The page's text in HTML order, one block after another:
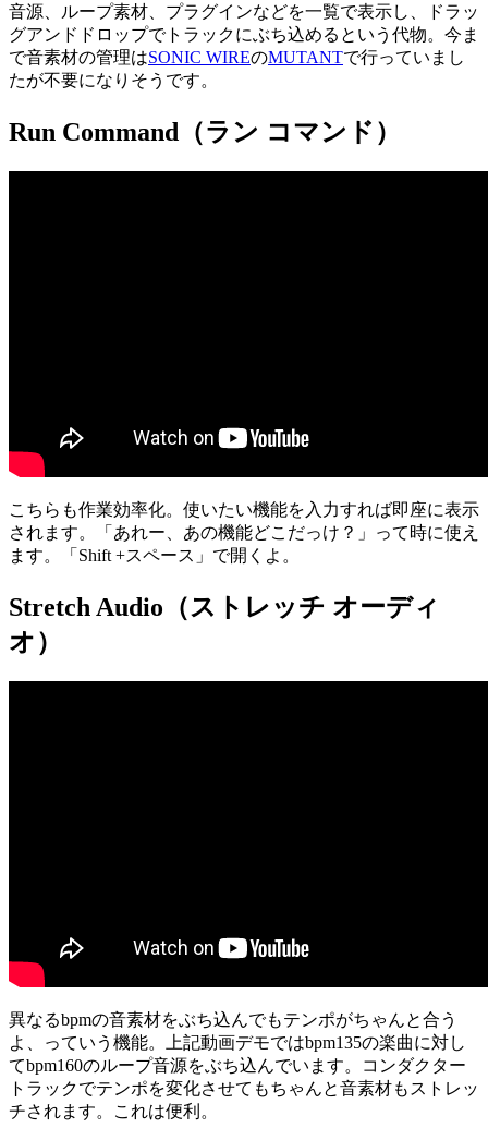
音源、ループ素材、プラグインなどを一覧で表示し、ドラッ
グアンドドロップでトラックにぶち込めるという代物。今ま
で音素材の管理はSONIC WIREのMUTANTで行っていまし
たが不要になりそうです。
Run Command（ラン コマンド）
こちらも作業効率化。使いたい機能を入力すれば即座に表示
されます。「あれー、あの機能どこだっけ？」って時に使え
ます。「Shift +スペース」で開くよ。
Stretch Audio（ストレッチ オーディ
オ）
異なるbpmの音素材をぶち込んでもテンポがちゃんと合う
よ、っていう機能。上記動画デモではbpm135の楽曲に対し
てbpm160のループ音源をぶち込んでいます。コンダクター
トラックでテンポを変化させてもちゃんと音素材もストレッ
チされます。これは便利。